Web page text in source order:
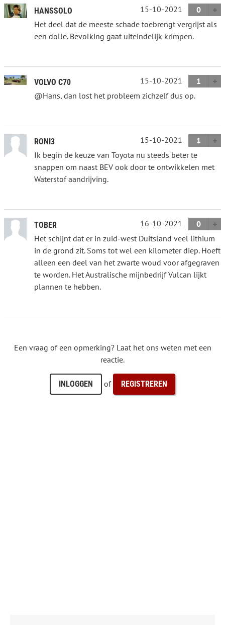
HANSSOLO 15-10-2021
0
Het deel dat de meeste schade toebrengt vergrijst als
een dolle. Bevolking gaat uiteindelijk krimpen.
VOLVO C70 15-10-2021
1
@Hans, dan lost het probleem zichzelf dus op.
RONI3 15-10-2021
1
Ik begin de keuze van Toyota nu steeds beter te
snappen om naast BEV ook door te ontwikkelen met
Waterstof aandrijving.
TOBER 16-10-2021
0
Het schijnt dat er in zuid-west Duitsland veel lithium
in de grond zit. Soms tot wel een kilometer diep. Hoeft
alleen een deel van het zwarte woud voor afgegraven
te worden. Het Australische mijnbedrijf Vulcan lijkt
plannen te hebben.
Een vraag of een opmerking? Laat het ons weten met een
reactie.
INLOGGEN of REGISTREREN